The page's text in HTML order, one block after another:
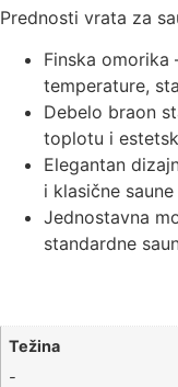
Prednosti vrata za
Finska
temperature,
Debelo braon
toplotu i
Elegantan
i klasične saune
Jednostavna
standardne
Težina
-